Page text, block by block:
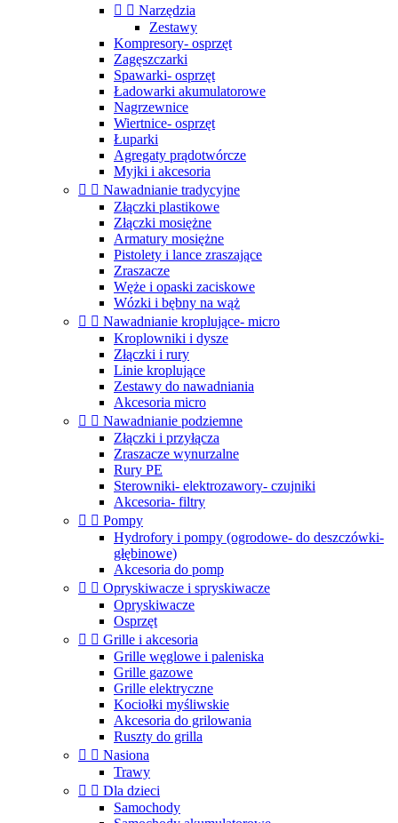
  Narzędzia
Zestawy
Kompresory- osprzęt
Zagęszczarki
Spawarki- osprzęt
Ładowarki akumulatorowe
Nagrzewnice
Wiertnice- osprzęt
Łuparki
Agregaty prądotwórcze
Myjki i akcesoria
  Nawadnianie tradycyjne
Złączki plastikowe
Złączki mosiężne
Armatury mosiężne
Pistolety i lance zraszające
Zraszacze
Węże i opaski zaciskowe
Wózki i bębny na wąż
  Nawadnianie kroplujące- micro
Kroplowniki i dysze
Złączki i rury
Linie kroplujące
Zestawy do nawadniania
Akcesoria micro
  Nawadnianie podziemne
Złączki i przyłącza
Zraszacze wynurzalne
Rury PE
Sterowniki- elektrozawory- czujniki
Akcesoria- filtry
  Pompy
Hydrofory i pompy (ogrodowe- do deszczówki-
głębinowe)
Akcesoria do pomp
  Opryskiwacze i spryskiwacze
Opryskiwacze
Osprzęt
  Grille i akcesoria
Grille węglowe i paleniska
Grille gazowe
Grille elektryczne
Kociołki myśliwskie
Akcesoria do grilowania
Ruszty do grilla
  Nasiona
Trawy
  Dla dzieci
Samochody